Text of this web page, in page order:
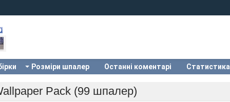
Розміри шпалер Останні коментарі Статистика
Pack (99 шпалер)